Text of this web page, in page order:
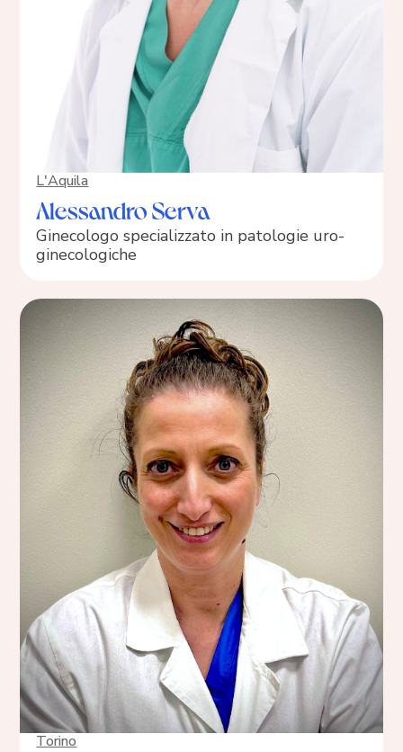
L'Aquila
Alessandro Serva
Ginecologo specializzato in patologie uro-
ginecologiche
Torino